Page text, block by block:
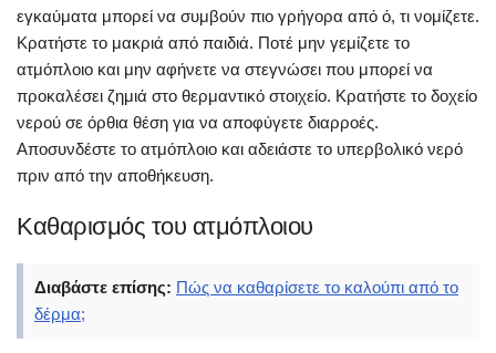
εγκαύματα μπορεί να συμβούν πιο γρήγορα από ό, τι νομίζετε.
Κρατήστε το μακριά από παιδιά. Ποτέ μην γεμίζετε το
ατμόπλοιο και μην αφήνετε να στεγνώσει που μπορεί να
προκαλέσει ζημιά στο θερμαντικό στοιχείο. Κρατήστε το δοχείο
νερού σε όρθια θέση για να αποφύγετε διαρροές.
Αποσυνδέστε το ατμόπλοιο και αδειάστε το υπερβολικό νερό
πριν από την αποθήκευση.
Καθαρισμός του ατμόπλοιου
Διαβάστε επίσης: Πώς να καθαρίσετε το καλούπι από το
δέρμα;